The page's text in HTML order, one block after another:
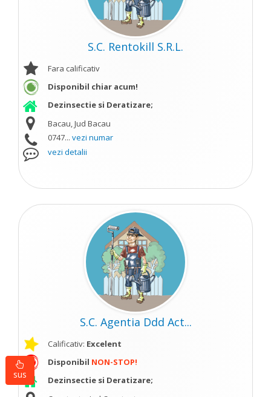
S.C. Rentokill S.R.L.
Fara calificativ
Disponibil chiar acum!
Dezinsectie si Deratizare;
Bacau, Jud Bacau
0747... vezi numar
vezi detalii
S.C. Agentia Ddd Act...
Calificativ: Excelent
Disponibil NON-STOP!
Dezinsectie si Deratizare;
sus